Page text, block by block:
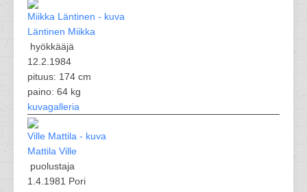
Läntinen Miikka
hyökkääjä
12.2.1984
pituus: 174 cm
paino: 64 kg
kuvagalleria
Mattila Ville
puolustaja
1.4.1981 Pori